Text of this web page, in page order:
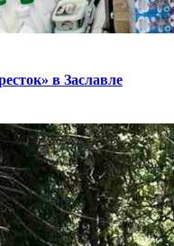
в Заславле